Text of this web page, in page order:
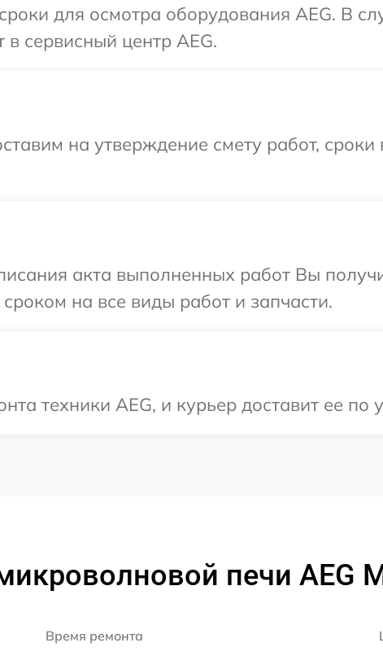
для осмотра оборудования AEG. В
сервисный центр AEG.
на утверждение смету работ,
акта выполненных работ Вы
на все виды работ и запчасти.
техники AEG, и курьер доставит ее по
печи AEG
Время ремонта